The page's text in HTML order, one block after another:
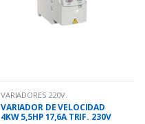
VARIADORES 220V.
VARIADOR DE VELOCIDAD
4KW 5,5HP 17,6A TRIF. 230V